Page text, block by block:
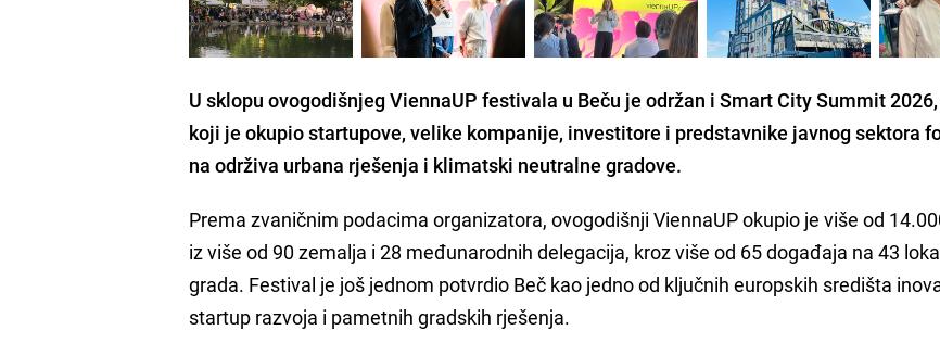
U sklopu ovogodišnjeg ViennaUP festivala u Beču je održan i Smart City Summit
koji je okupio startupove, velike kompanije, investitore i predstavnike javnog sektora
na održiva urbana rješenja i klimatski neutralne gradove.
Prema zvaničnim podacima organizatora, ovogodišnji ViennaUP okupio je više od
iz više od 90 zemalja i 28 međunarodnih delegacija, kroz više od 65 događaja na 43
grada. Festival je još jednom potvrdio Beč kao jedno od ključnih europskih središta
startup razvoja i pametnih gradskih rješenja.